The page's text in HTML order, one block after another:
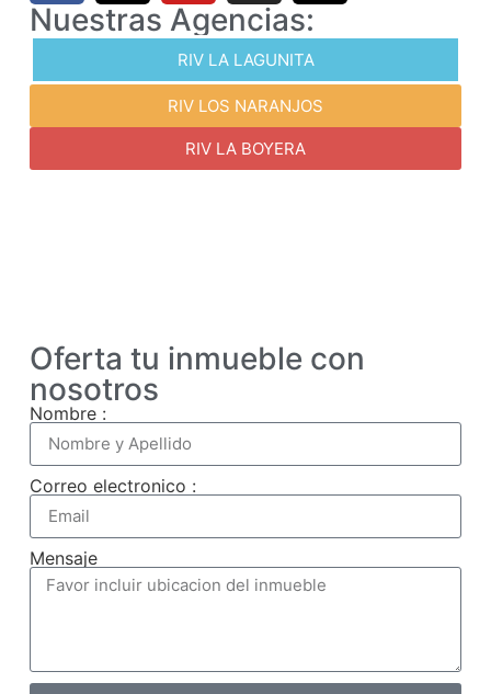
Nuestras Agencias:
RIV LA LAGUNITA
RIV LOS NARANJOS
RIV LA BOYERA
Oferta tu inmueble con
nosotros
Nombre :
Correo electronico :
Mensaje